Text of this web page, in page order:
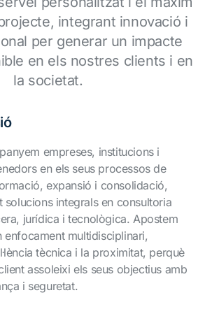
integrant innovació i
per generar un impacte
en els nostres clients i en
la societat.
empreses, institucions i
en els seus processos de
expansió i consolidació,
solucions integrals en consultoria
jurídica i tecnològica. Apostem
enfocament multidisciplinari,
tècnica i la proximitat, perquè
assoleixi els seus objectius amb
i seguretat.